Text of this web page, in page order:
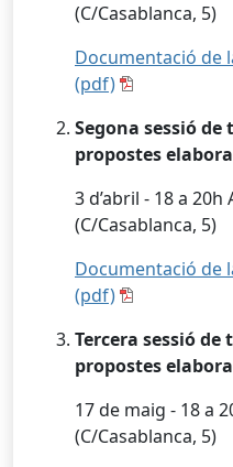
(C/Casablanca, 5)
Documentació de
(pdf)
Segona sessió
propostes
3 d’abril - 18 a 20h
(C/Casablanca, 5)
Documentació de
(pdf)
Tercera sessió de
propostes
17 de maig - 18 a
(C/Casablanca, 5)